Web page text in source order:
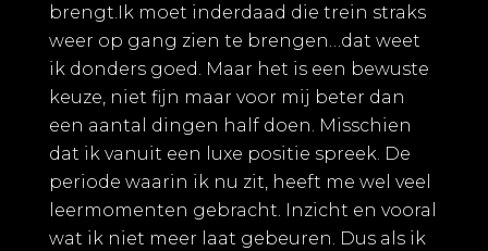
brengt.Ik moet inderdaad die trein straks
weer op gang zien te brengen…dat weet
ik donders goed. Maar het is een bewuste
keuze, niet fijn maar voor mij beter dan
een aantal dingen half doen. Misschien
dat ik vanuit een luxe positie spreek. De
periode waarin ik nu zit, heeft me wel veel
leermomenten gebracht. Inzicht en vooral
wat ik niet meer laat gebeuren. Dus als ik